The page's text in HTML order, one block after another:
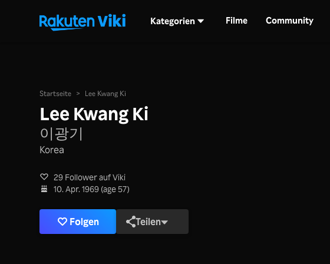
Kategorien Filme Community
Startseite > Lee Kwang Ki
Lee Kwang Ki
이광기
Korea
29 Follower auf Viki
10. Apr. 1969 (age 57)
Folgen Teilen